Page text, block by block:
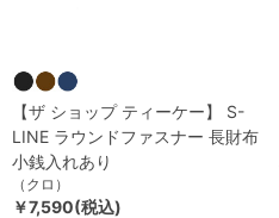
【ザ ショップ ティーケー】 S-
LINE ラウンドファスナー 長財布
小銭入れあり
（クロ）
￥7,590(税込)